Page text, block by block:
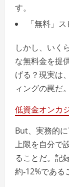
す。
「無料」
しかし、いく
な無料金を提
げる？現実は
ィングの罠だ。
低資金オンカ
But、実務的
上限を自分で
ることだ。記
約‑12%である